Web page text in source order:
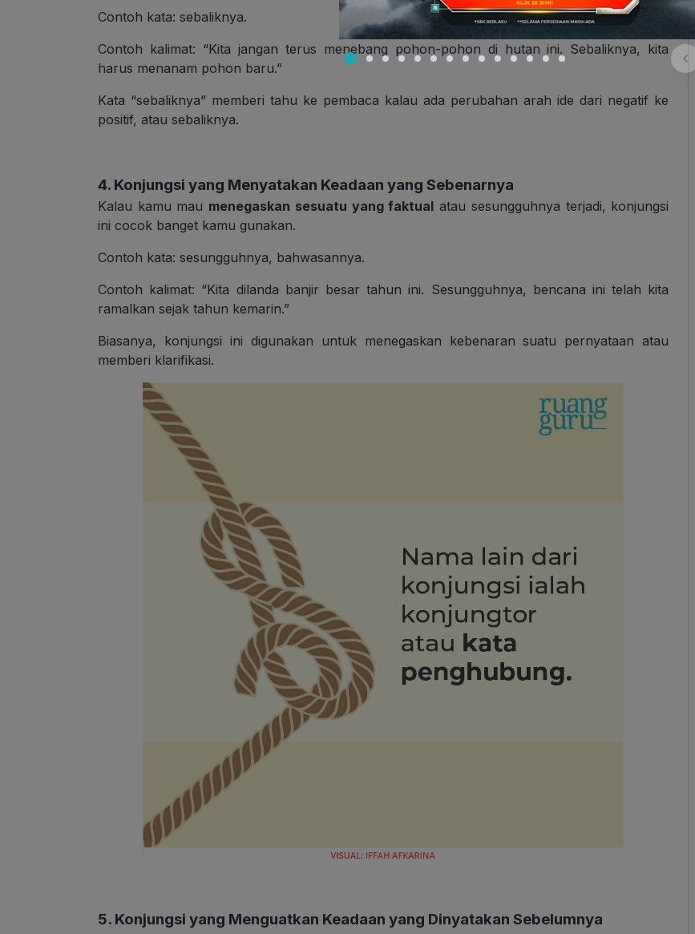
Contoh kata: sebaliknya.
Contoh kalimat: “Kita jangan terus menebang pohon-pohon di hutan ini. Sebaliknya, kita
harus menanam pohon baru.”
Kata “sebaliknya” memberi tahu ke pembaca kalau ada perubahan arah ide dari negatif ke
positif, atau sebaliknya.
4. Konjungsi yang Menyatakan Keadaan yang Sebenarnya
Kalau kamu mau menegaskan sesuatu yang faktual atau sesungguhnya terjadi, konjungsi
ini cocok banget kamu gunakan.
Contoh kata: sesungguhnya, bahwasannya.
Contoh kalimat: “Kita dilanda banjir besar tahun ini. Sesungguhnya, bencana ini telah kita
ramalkan sejak tahun kemarin.”
Biasanya, konjungsi ini digunakan untuk menegaskan kebenaran suatu pernyataan atau
memberi klarifikasi.
5. Konjungsi yang Menguatkan Keadaan yang Dinyatakan Sebelumnya